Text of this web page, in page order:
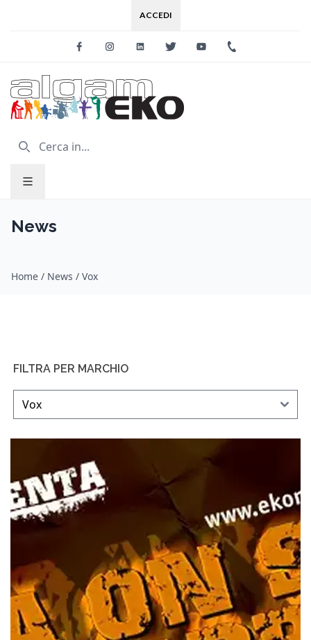
ACCEDI
FacebookInstagramLinkedinTwitter Youtube
News
Home / News / Vox
FILTRA PER MARCHIO